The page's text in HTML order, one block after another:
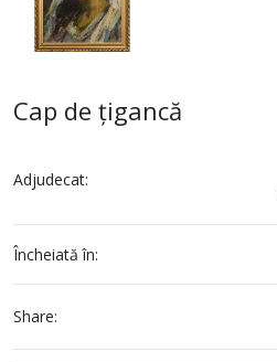
Cap de țigancă
Adjudecat:
Încheiată în:
Share: